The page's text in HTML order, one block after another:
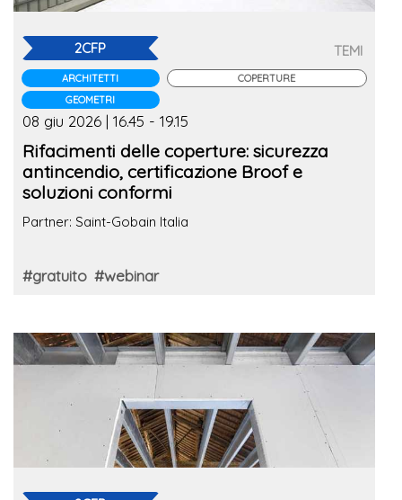
2CFP
ARCHITETTI
GEOMETRI
TEMI
COPERTURE
08 giu 2026 | 16.45 - 19.15
Rifacimenti delle coperture: sicurezza
antincendio, certificazione Broof e
soluzioni conformi
Partner: Saint-Gobain Italia
#gratuito #webinar